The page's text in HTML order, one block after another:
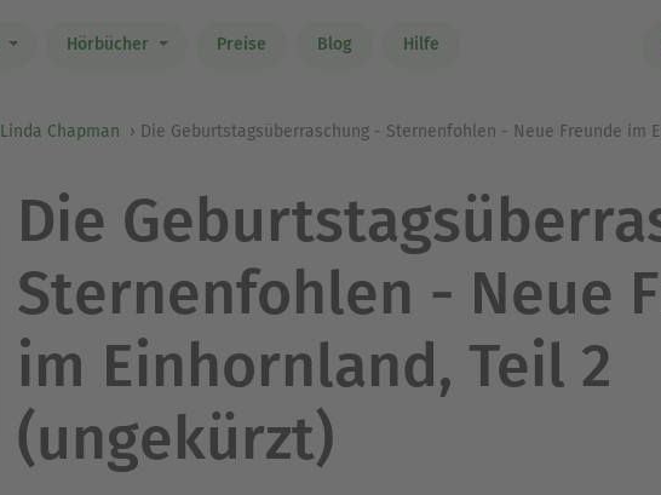
Hörbücher Preise Blog Hilfe
Linda Chapman Die Geburtstagsüberraschung - Sternenfohlen - Neue Freunde im
Die
Sternenfohlen - Neue
im Einhornland, Teil 2
(ungekürzt)